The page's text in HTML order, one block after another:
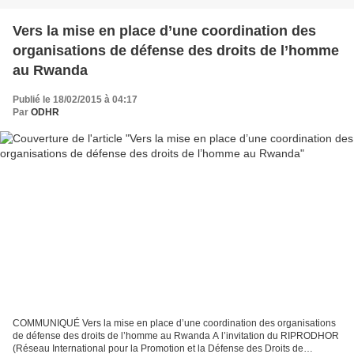
Vers la mise en place d’une coordination des
organisations de défense des droits de l’homme
au Rwanda
Publié le 18/02/2015 à 04:17
Par ODHR
COMMUNIQUÉ Vers la mise en place d’une coordination des organisations
de défense des droits de l’homme au Rwanda A l’invitation du RIPRODHOR
(Réseau International pour la Promotion et la Défense des Droits de